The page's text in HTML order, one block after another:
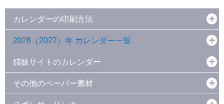
カレンダーの印刷方法
2026（2027）年 カレンダー一覧
姉妹サイトのカレンダー
その他のペーパー素材